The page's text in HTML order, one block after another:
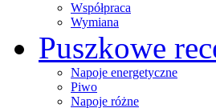
Współpraca
Wymiana
Puszkowe
Napoje energetyczne
Piwo
Napoje różne